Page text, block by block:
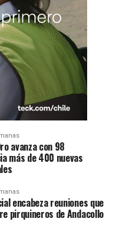
avanza con 98
más de 400 nuevas
encabeza reuniones que
pirquineros de Andacollo